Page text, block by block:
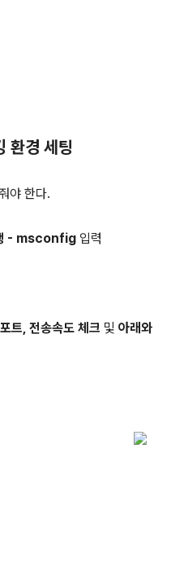
환경 세팅
야 한다.
- msconfig 입력
트, 전송속도 체크 및 아래와